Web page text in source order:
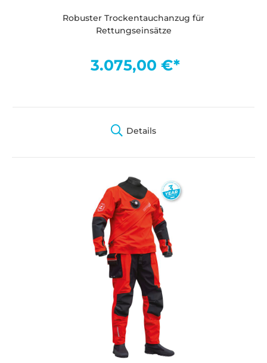
Robuster Trockentauchanzug für
Rettungseinsätze
3.075,00 €*
Details